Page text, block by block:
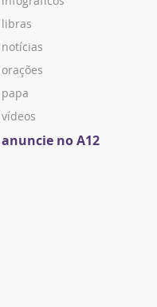
libras
notícias
orações
papa
vídeos
anuncie no A12